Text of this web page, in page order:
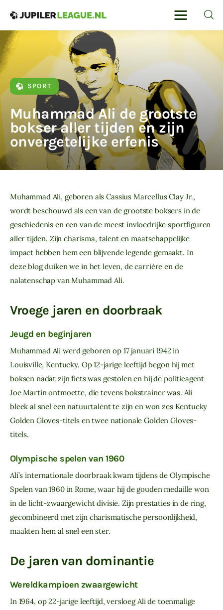
Jupilerleague
Voor de liefhebbers van voetbal en
autosport
Home
Voetbal
Sport
Sportreizen
SPORT
Muhammad Ali de grootste
bokser aller tijden en zijn
onvergetelijke erfenis
Muhammad Ali, geboren als Cassius Marcellus Clay Jr.,
wordt beschouwd als een van de grootste boksers in de
geschiedenis en een van de meest invloedrijke sportfiguren
aller tijden. Zijn charisma, talent en maatschappelijke
impact hebben hem een blijvende legende gemaakt. In
deze blog duiken we in het leven, de carrière en de
nalatenschap van Muhammad Ali.
Vroege jaren en doorbraak
Jeugd en beginjaren
Muhammad Ali werd geboren op 17 januari 1942 in
Louisville, Kentucky. Op 12-jarige leeftijd begon hij met
boksen nadat zijn fiets was gestolen en hij de politieagent
Joe Martin ontmoette, die tevens bokstrainer was. Ali
bleek al snel een natuurtalent te zijn en won zes Kentucky
Golden Gloves-titels en twee nationale Golden Gloves-
titels.
Olympische spelen van 1960
Ali’s internationale doorbraak kwam tijdens de Olympische
Spelen van 1960 in Rome, waar hij de gouden medaille won
in de licht-zwaargewicht divisie. Zijn prestaties in de ring,
gecombineerd met zijn charismatische persoonlijkheid,
maakten hem al snel een ster.
De jaren van dominantie
Wereldkampioen zwaargewicht
In 1964, op 22-jarige leeftijd, versloeg Ali de toenmalige